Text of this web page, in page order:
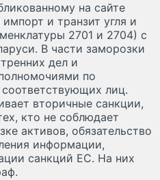
на сайте
и транзит угля и
2701 и 2704) с
В части заморозки
дел и
по
лиц.
вторичные санкции,
кто не соблюдает
активов, обязательство
информации,
санкций ЕС. На них